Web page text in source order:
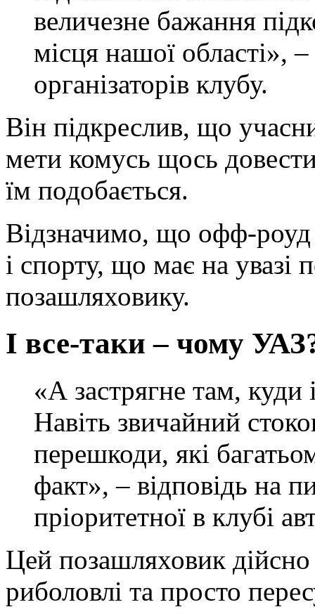
величезне бажання
місця нашої області»,
організаторів клубу.
Він підкреслив, що
мети комусь щось
їм подобається.
Відзначимо, що офф-роуд
і спорту, що має на увазі
позашляховику.
І все-таки – чому
«А застрягне там, куди
Навіть звичайний
перешкоди, які
факт», – відповідь на
пріоритетної в клубі
Цей позашляховик
риболовлі та просто